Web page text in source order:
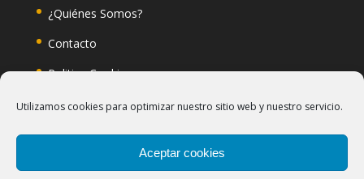
Utilizamos cookies para optimizar nuestro sitio web y nuestro servicio.
Aceptar cookies
¿Quiénes Somos?
Contacto
Politica Cookies
Politica Privacidad
Blog
Preguntas Frecuentes